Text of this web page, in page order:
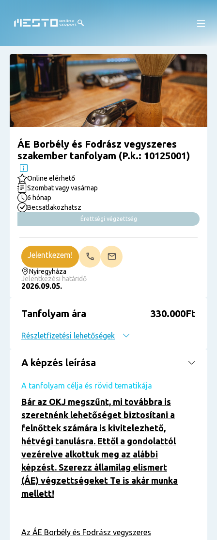
ÁE Borbély és Fodrász vegyszeres
szakember tanfolyam (P.k.: 10125001)
Online elérhető
Szombat vagy vasárnap
6 hónap
Becsatlakozhatsz
Érettségi végzettség
Nyíregyháza
Jelentkezési határidő
2026.09.05.
Jelentkezem!
Tanfolyam ára 330.000Ft
Részletfizetési lehetőségek
A képzés leírása
A tanfolyam célja és rövid tematikája
Bár az OKJ megszűnt, mi továbbra is
szeretnénk lehetőséget biztosítani a
felnőttek számára is kivitelezhető,
hétvégi tanulásra. Ettől a gondolattól
vezérelve alkottuk meg az alábbi
képzést. Szerezz államilag elismert
(ÁE) végzettségeket Te is akár munka
mellett!
Az ÁE Borbély és Fodrász vegyszeres